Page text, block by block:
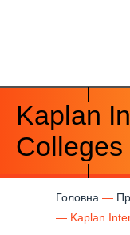
Kaplan
Головна
Kaplan